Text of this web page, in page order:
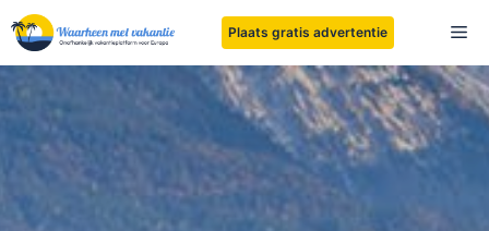
Ga
naar
de
Plaats gratis advertentie